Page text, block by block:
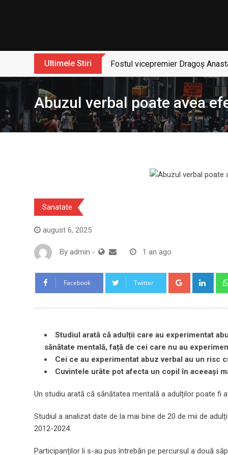
Ultimele Stiri Fostul vicepremier Dragoș
Abuzul verbal poate avea
Sanatate
august 6, 2025
By admin - 1 an ago
Facebook Twitter Google+
Studiul arată că adulții care au experimentat
sănătate mentală, față de cei care nu au
Cei ce au experimentat abuz verbal au un risc
Cuvintele urâte pot afecta un copil în aceeași
Un studiu arată că sănătatea mentală a adulților poate fi
Studiul a analizat date de la mai bine de 20 de mii de
2012-2024.
Participanților li s-au pus întrebări pe percursul a două